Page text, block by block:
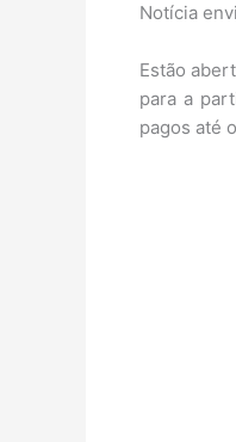
Notícia
Estão
para a
pagos até